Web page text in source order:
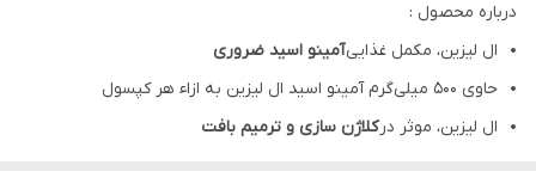
انقضا
درباره محصول :
ال لیزین، مکمل غذاییآمینو اسید ضروری
حاوی 500 میلی‌گرم آمینو اسید ال لیزین به ازاء هر کپسول
ال لیزین، موثر درکلاژن سازی و ترمیم بافت